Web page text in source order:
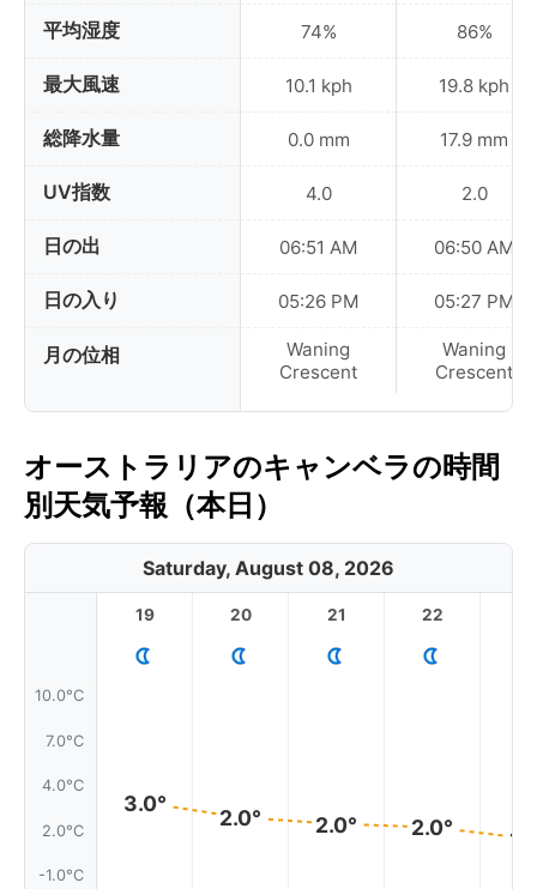
平均湿度
最大風速
総降水量
UV指数
日の出
日の入り
月の位相
74%
10.1 kph
0.0 mm
4.0
06:51 AM
05:26 PM
Waning
Crescent
86%
19.8 kph
17.9 mm
2.0
06:50 AM
05:27 PM
Waning
Crescent
オーストラリアのキャンベラの時間
別天気予報（本日）
Saturday, August 08, 2026
10.0°C
7.0°C
4.0°C
2.0°C
-1.0°C
19
3.0°
20
2.0°
21
2.0°
22
2.0°